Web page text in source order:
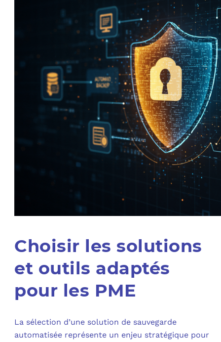
Choisir les solutions
et outils adaptés
pour les PME
La sélection d’une solution de sauvegarde
automatisée représente un enjeu stratégique pour